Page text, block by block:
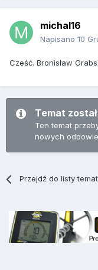
michal16
Napisano 10
Cześć. Bronisław
Temat
Ten temat
nowych
Przejdź do listy